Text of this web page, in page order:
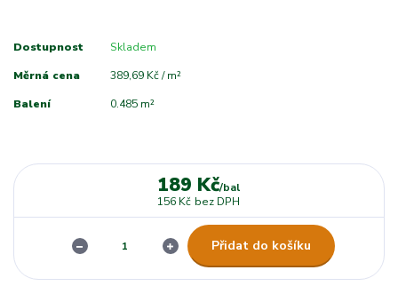
Dostupnost Skladem
Měrná cena 389,69 Kč / m²
Balení 0.485 m²
189 Kč/bal
156 Kč bez DPH
Přidat do košíku